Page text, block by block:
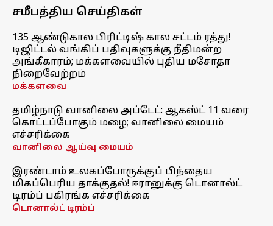
சமீபத்திய செய்திகள்
135 ஆண்டுகால பிரிட்டிஷ் கால சட்டம் ரத்து!
டிஜிட்டல் வங்கிப் பதிவுகளுக்கு நீதிமன்ற
அங்கீகாரம்; மக்களவையில் புதிய மசோதா
நிறைவேற்றம்
மக்களவை
தமிழ்நாடு வானிலை அப்டேட்: ஆகஸ்ட் 11 வரை
கொட்டப்போகும் மழை; வானிலை மையம்
எச்சரிக்கை
வானிலை ஆய்வு மையம்
இரண்டாம் உலகப்போருக்குப் பிந்தைய
மிகப்பெரிய தாக்குதல்! ஈரானுக்கு டொனால்ட்
டிரம்ப் பகிரங்க எச்சரிக்கை
டொனால்ட் டிரம்ப்